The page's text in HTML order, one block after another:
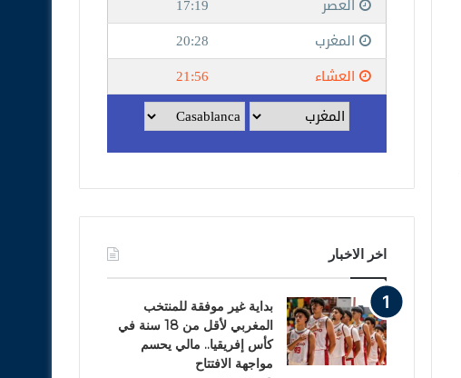
اخر الاخبار
بداية غير موفقة للمنتخب
المغربي لأقل من 18 سنة في
كأس إفريقيا.. مالي يحسم
مواجهة الافتتاح